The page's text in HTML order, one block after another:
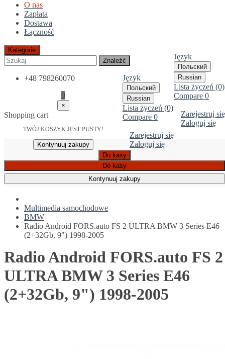
O nas
Zapłata
Dostawa
Łączność
Język
Польский
Russian
Lista życzeń (0)
Compare 0
Zarejestruj się
Zaloguj się
Kategorie
Znaleźć
Język
Польский
Russian
Lista życzeń (0)
Compare 0
Zarejestruj się
Zaloguj się
+48 798260070
0
×
Shopping cart
TWÓJ KOSZYK JEST PUSTY!
Kontynuuj zakupy
Do kasy
Do kasy
Kontynuuj zakupy
Multimedia samochodowe
BMW
Radio Android FORS.auto FS 2 ULTRA BMW 3 Series E46
(2+32Gb, 9") 1998-2005
Radio Android FORS.auto FS 2
ULTRA BMW 3 Series E46
(2+32Gb, 9") 1998-2005